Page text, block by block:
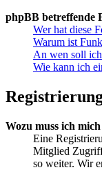
phpBB betreffende
Wer hat diese
Warum ist
An wen soll
Wie kann ich
Wozu muss ich
Eine
Mitglied Zugriff
so weiter. Wir